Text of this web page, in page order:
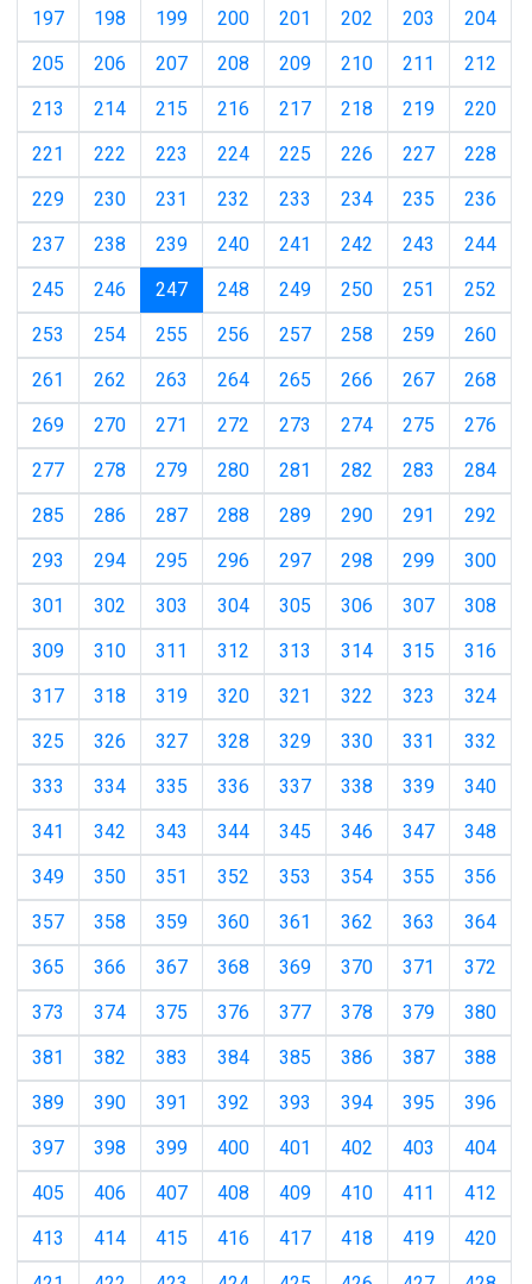
197
198 199 200 201 202 203
204
205
206 207 208 209 210 211
212
213
214 215 216 217 218 219
220
221
222 223 224 225 226 227
228
229
230 231 232 233 234 235
236
237
238 239 240 241 242 243
244
245
246 247(current)
248 249 250 251
252
253
254 255 256 257 258 259
260
261
262 263 264 265 266 267
268
269
270 271 272 273 274 275
276
277
278 279 280 281 282 283
284
285
286 287 288 289 290 291
292
293
294 295 296 297 298 299
300
301
302 303 304 305 306 307
308
309
310 311 312 313 314 315
316
317
318 319 320 321 322 323
324
325
326 327 328 329 330 331
332
333
334 335 336 337 338 339
340
341
342 343 344 345 346 347
348
349
350 351 352 353 354 355
356
357
358 359 360 361 362 363
364
365
366 367 368 369 370 371
372
373
374 375 376 377 378 379
380
381
382 383 384 385 386 387
388
389
390 391 392 393 394 395
396
397
398 399 400 401 402 403
404
405
406 407 408 409 410 411
412
413
414 415 416 417 418 419
420